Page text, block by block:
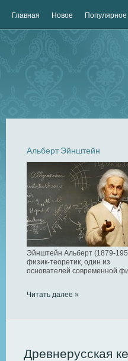
Главная Новое Популярное
Альберт Эйнштейн
Эйнштейн Альберт (1879-
физик-теоретик, один из
основателей современной
Читать далее »
Древнерусская